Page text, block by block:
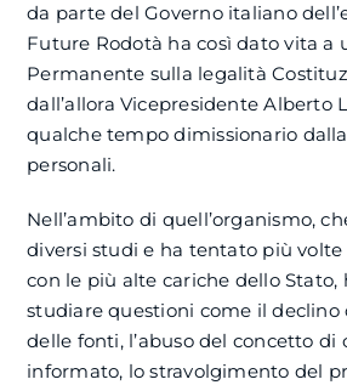
da parte del Governo italiano
Future Rodotà ha così dato vita a
Permanente sulla legalità
dall’allora Vicepresidente Alberto
qualche tempo dimissionario
personali.
Nell’ambito di quell’organismo,
diversi studi e ha tentato più
con le più alte cariche dello Stato,
studiare questioni come il declino
delle fonti, l’abuso del concetto di
informato, lo stravolgimento del